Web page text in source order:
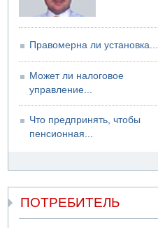
Правомерна ли установка...
Может ли налоговое
управление...
Что предпринять, чтобы
пенсионная...
ПОТРЕБИТЕЛЬ